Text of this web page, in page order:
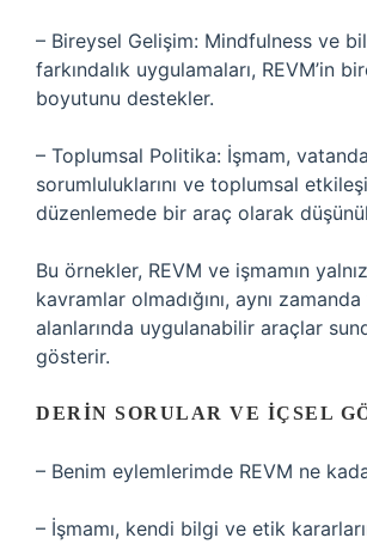
– Bireysel Gelişim: Mindfulness ve
farkındalık uygulamaları, REVM’in
boyutunu destekler.
– Toplumsal Politika: İşmam,
sorumluluklarını ve toplumsal
düzenlemede bir araç olarak
Bu örnekler, REVM ve işmamın
kavramlar olmadığını, aynı
alanlarında uygulanabilir araçlar
gösterir.
DERIN SORULAR VE İÇSEL
– Benim eylemlerimde REVM ne
– İşmamı, kendi bilgi ve etik